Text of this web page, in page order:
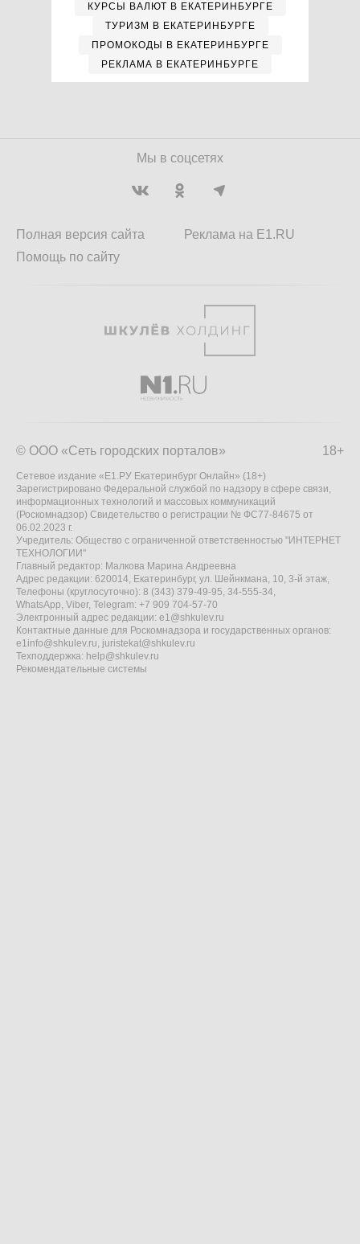
КУРСЫ ВАЛЮТ В ЕКАТЕРИНБУРГЕ
ТУРИЗМ В ЕКАТЕРИНБУРГЕ
ПРОМОКОДЫ В ЕКАТЕРИНБУРГЕ
РЕКЛАМА В ЕКАТЕРИНБУРГЕ
Мы в соцсетях
Полная версия сайта
Помощь по сайту
Реклама на E1.RU
18+
© ООО «Сеть городских порталов»
Сетевое издание «Е1.РУ Екатеринбург Онлайн» (18+)
Зарегистрировано Федеральной службой по надзору в сфере связи,
информационных технологий и массовых коммуникаций
(Роскомнадзор) Свидетельство о регистрации № ФС77-84675 от
06.02.2023 г.
Учредитель: Общество с ограниченной ответственностью "ИНТЕРНЕТ
ТЕХНОЛОГИИ"
Главный редактор: Малкова Марина Андреевна
Адрес редакции: 620014, Екатеринбург, ул. Шейнкмана, 10, 3-й этаж,
Телефоны (круглосуточно): 8 (343) 379-49-95, 34-555-34,
WhatsApp, Viber, Telegram: +7 909 704-57-70
Электронный адрес редакции: e1@shkulev.ru
Контактные данные для Роскомнадзора и государственных органов:
e1info@shkulev.ru, juristekat@shkulev.ru
Техподдержка: help@shkulev.ru
Рекомендательные системы